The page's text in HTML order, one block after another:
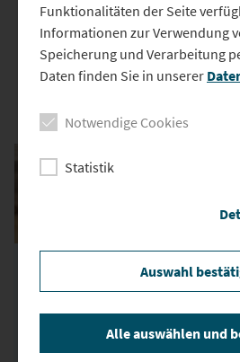
etwas länger wieder geöffnet, hier
Saunalandschaft ihren Betrieb wieder
Hygiene- und Abstandsregeln zu
Das könnte Sie auch interessieren
Neustadt an der
Donau: Arbeiten bei
extremer Hitze –
Bauleiter…
Funktionalitäten der Seite
Informationen zur Verwendung
Speicherung und Verarbeitung
Daten finden Sie in unserer
Notwendige Cookies
Statistik
Auswahl
Alle auswählen und